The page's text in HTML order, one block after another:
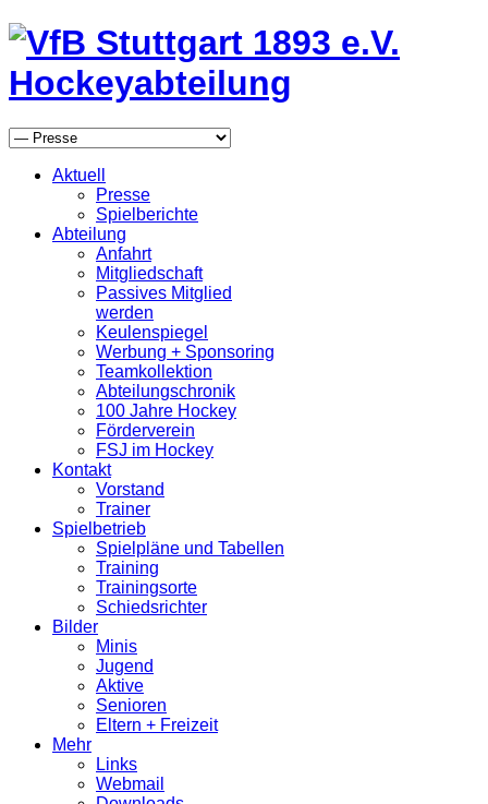
Aktuell
Presse
Spielberichte
Abteilung
Anfahrt
Mitgliedschaft
Passives Mitglied
werden
Keulenspiegel
Werbung + Sponsoring
Teamkollektion
Abteilungschronik
100 Jahre Hockey
Förderverein
FSJ im Hockey
Kontakt
Vorstand
Trainer
Spielbetrieb
Spielpläne und Tabellen
Training
Trainingsorte
Schiedsrichter
Bilder
Minis
Jugend
Aktive
Senioren
Eltern + Freizeit
Mehr
Links
Webmail